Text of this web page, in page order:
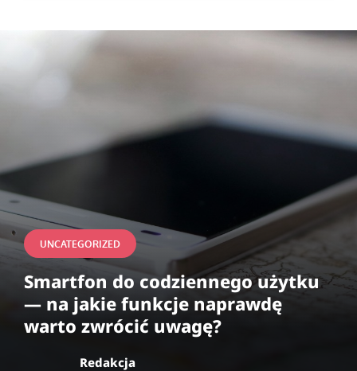
UNCATEGORIZED
Smartfon do codziennego użytku
— na jakie funkcje naprawdę
warto zwrócić uwagę?
Redakcja